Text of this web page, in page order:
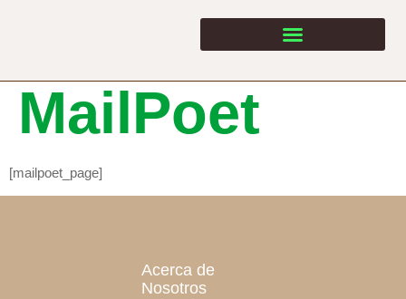
Página de
MailPoet
[mailpoet_page]
Acerca de
Nosotros